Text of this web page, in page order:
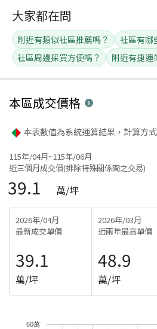
大家都在問
附近有類似社區推薦嗎？
社區有哪
社區周邊採買方便嗎？
附近有捷運
本區成交價格
本表數值為系統運算結果，計算方
115年/04月~115年/06月
近三個月成交價(排除特殊關係間之交易)
39.1 萬/坪
2026年/04月
最新成交單價
39.1
萬/坪
2026年/03月
近兩年最高單價
48.9
萬/坪
60萬